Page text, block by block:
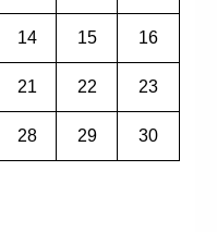
14 15 16
21 22 23
28 29 30